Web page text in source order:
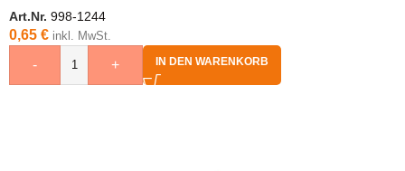
Art.Nr. 998-1244
0,65 € inkl. MwSt.
- + IN DEN WARENKORB